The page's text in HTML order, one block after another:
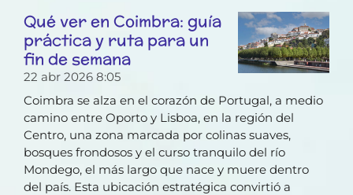
Qué ver en Coimbra: guía
práctica y ruta para un
fin de semana
22 abr 2026 8:05
Coimbra se alza en el corazón de Portugal, a medio
camino entre Oporto y Lisboa, en la región del
Centro, una zona marcada por colinas suaves,
bosques frondosos y el curso tranquilo del río
Mondego, el más largo que nace y muere dentro
del país. Esta ubicación estratégica convirtió a